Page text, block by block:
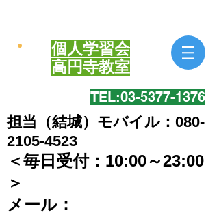
個人学習会
​高円寺教室
TEL:​03-5377-1376
担当（結城）モバイル：080-
2105-4523
＜毎日受付：10:00～23:00
＞
​メール：